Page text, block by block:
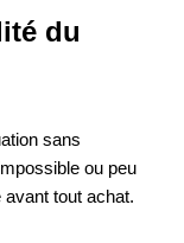
du
sans
ou peu
tout achat.